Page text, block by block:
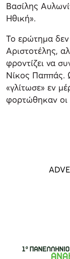
Βασίλης
Ηθική».
Το ερώτημα δεν
Αριστοτέλης,
φροντίζει να
Νίκος Παππάς.
«γλίτωσε» εν
φορτώθηκαν οι